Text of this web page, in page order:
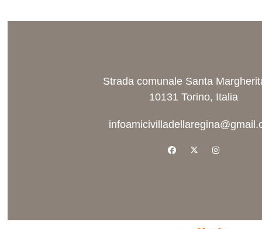
Strada comunale Santa
10131 Torino, Italia
facebookx-twitterinstagram